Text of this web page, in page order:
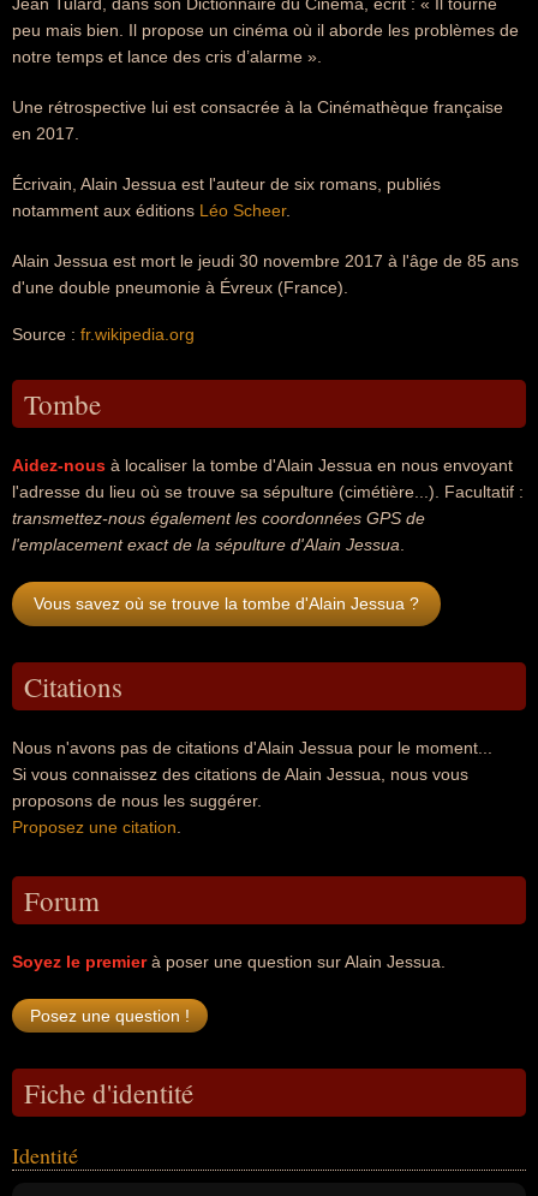
peu mais bien. Il propose un cinéma où il aborde les problèmes de
notre temps et lance des cris d’alarme ».
Une rétrospective lui est consacrée à la Cinémathèque française
en 2017.
Écrivain, Alain Jessua est l'auteur de six romans, publiés
notamment aux éditions Léo Scheer.
Alain Jessua est mort le jeudi 30 novembre 2017 à l'âge de 85 ans
d'une double pneumonie à Évreux (France).
Source : fr.wikipedia.org
Tombe
Aidez-nous à localiser la tombe d'Alain Jessua en nous envoyant
l'adresse du lieu où se trouve sa sépulture (cimétière...). Facultatif :
transmettez-nous également les coordonnées GPS de
l'emplacement exact de la sépulture d'Alain Jessua
Vous savez où se trouve la tombe d'Alain Jessua ?
Citations
Nous n'avons pas de citations d'Alain Jessua pour le moment...
Si vous connaissez des citations de Alain Jessua, nous vous
proposons de nous les suggérer.
Proposez une citation
Forum
Soyez le premierà poser une question sur Alain Jessua.
Fiche d'identité
Identité